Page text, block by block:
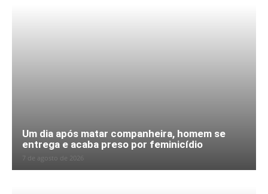
Um dia após matar companheira, homem se
entrega e acaba preso por feminicídio
7 de agosto de 2026